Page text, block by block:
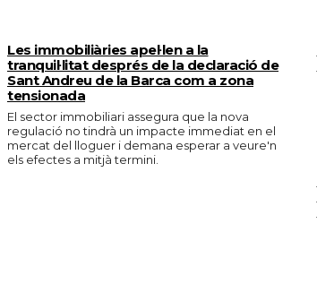
Les immobiliàries apel·len a la
tranquil·litat després de la declaració de
Sant Andreu de la Barca com a zona
tensionada
El sector immobiliari assegura que la nova
regulació no tindrà un impacte immediat en el
mercat del lloguer i demana esperar a veure'n
els efectes a mitjà termini.